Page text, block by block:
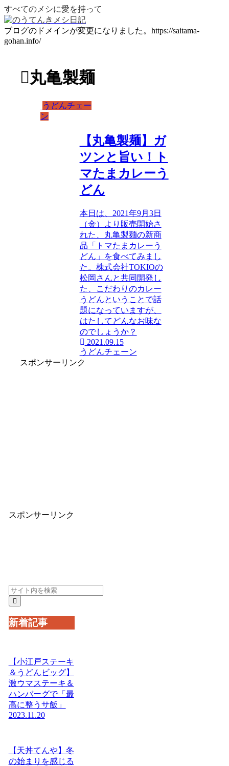
すべてのメシに愛を持って
ブログのドメインが変更になりました。https://saitama-
gohan.info/
丸亀製麺
うどんチェー
ン
【丸亀製麺】ガ
ツンと旨い！ト
マたまカレーう
どん
本日は、2021年9月3日
（金）より販売開始さ
れた、丸亀製麺の新商
品「トマたまカレーう
どん」を食べてみまし
た。株式会社TOKIOの
松岡さんと共同開発し
た、こだわりのカレー
うどんということで話
題になっていますが、
はたしてどんなお味な
のでしょうか？
2021.09.15
うどんチェーン
スポンサーリンク
スポンサーリンク
新着記事
【小江戸ステーキ
＆うどんビッグ】
激ウマステーキ＆
ハンバーグで「最
高に整うサ飯」
2023.11.20
【天丼てんや】冬
の始まりを感じる